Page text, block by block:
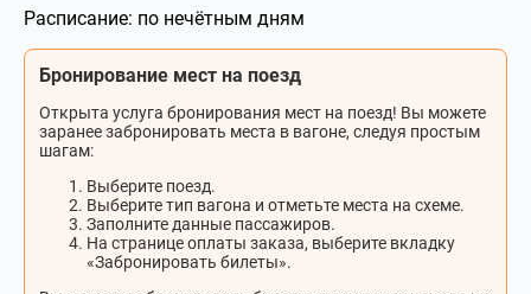
Расписание: по нечётным дням
Бронирование мест на поезд
Открыта услуга бронирования мест на поезд! Вы можете
заранее забронировать места в вагоне, следуя простым
шагам:
Выберите поезд.
Выберите тип вагона и отметьте места на схеме.
Заполните данные пассажиров.
На странице оплаты заказа, выберите вкладку
«Забронировать билеты».